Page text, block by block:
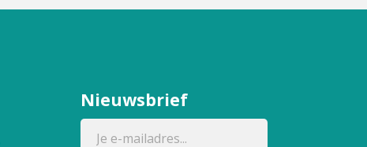
Nieuwsbrief